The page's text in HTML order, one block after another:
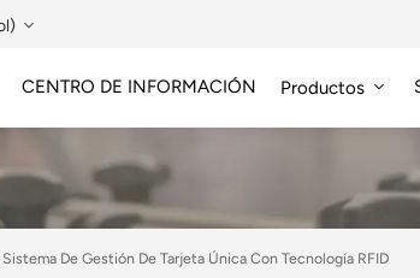
CENTRO DE INFORMACIÓN Productos
De Gestión De Tarjeta Única Con Tecnología RFID